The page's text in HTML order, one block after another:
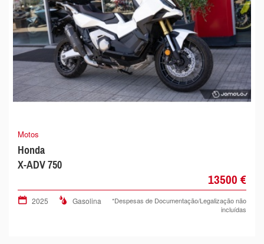
Motos
Honda
X-ADV 750
13500 €
2025 Gasolina
*Despesas de Documentação/Legalização não
incluídas